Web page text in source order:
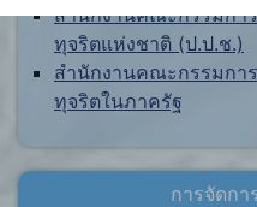
สำนักงานคณะกรรมกา
ทุจริตแห่งชาติ (ป.ป.ช.)
สำนักงานคณะกรรมกา
ทุจริตในภาครัฐ
การจัดกา